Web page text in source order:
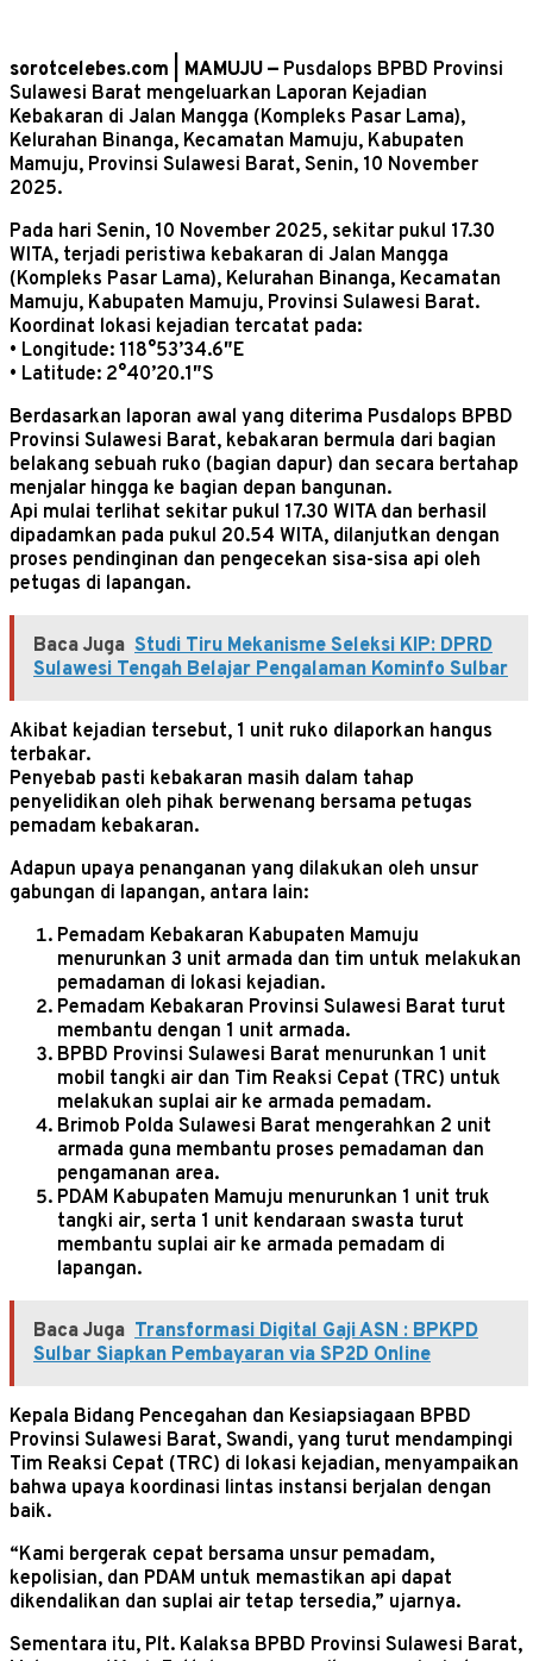
sorotcelebes.com | MAMUJU — Pusdalops BPBD Provinsi
Sulawesi Barat mengeluarkan Laporan Kejadian
Kebakaran di Jalan Mangga (Kompleks Pasar Lama),
Kelurahan Binanga, Kecamatan Mamuju, Kabupaten
Mamuju, Provinsi Sulawesi Barat, Senin, 10 November
2025.
Pada hari Senin, 10 November 2025, sekitar pukul 17.30
WITA, terjadi peristiwa kebakaran di Jalan Mangga
(Kompleks Pasar Lama), Kelurahan Binanga, Kecamatan
Mamuju, Kabupaten Mamuju, Provinsi Sulawesi Barat.
Koordinat lokasi kejadian tercatat pada:
• Longitude: 118°53’34.6″E
• Latitude: 2°40’20.1″S
Berdasarkan laporan awal yang diterima Pusdalops BPBD
Provinsi Sulawesi Barat, kebakaran bermula dari bagian
belakang sebuah ruko (bagian dapur) dan secara bertahap
menjalar hingga ke bagian depan bangunan.
Api mulai terlihat sekitar pukul 17.30 WITA dan berhasil
dipadamkan pada pukul 20.54 WITA, dilanjutkan dengan
proses pendinginan dan pengecekan sisa-sisa api oleh
petugas di lapangan.
Baca Juga Studi Tiru Mekanisme Seleksi KIP: DPRD
Sulawesi Tengah Belajar Pengalaman Kominfo Sulbar
Akibat kejadian tersebut, 1 unit ruko dilaporkan hangus
terbakar.
Penyebab pasti kebakaran masih dalam tahap
penyelidikan oleh pihak berwenang bersama petugas
pemadam kebakaran.
Adapun upaya penanganan yang dilakukan oleh unsur
gabungan di lapangan, antara lain:
Pemadam Kebakaran Kabupaten Mamuju
menurunkan 3 unit armada dan tim untuk melakukan
pemadaman di lokasi kejadian.
Pemadam Kebakaran Provinsi Sulawesi Barat turut
membantu dengan 1 unit armada.
BPBD Provinsi Sulawesi Barat menurunkan 1 unit
mobil tangki air dan Tim Reaksi Cepat (TRC) untuk
melakukan suplai air ke armada pemadam.
Brimob Polda Sulawesi Barat mengerahkan 2 unit
armada guna membantu proses pemadaman dan
pengamanan area.
PDAM Kabupaten Mamuju menurunkan 1 unit truk
tangki air, serta 1 unit kendaraan swasta turut
membantu suplai air ke armada pemadam di
lapangan.
Baca Juga Transformasi Digital Gaji ASN : BPKPD
Sulbar Siapkan Pembayaran via SP2D Online
Kepala Bidang Pencegahan dan Kesiapsiagaan BPBD
Provinsi Sulawesi Barat, Swandi, yang turut mendampingi
Tim Reaksi Cepat (TRC) di lokasi kejadian, menyampaikan
bahwa upaya koordinasi lintas instansi berjalan dengan
baik.
“Kami bergerak cepat bersama unsur pemadam,
kepolisian, dan PDAM untuk memastikan api dapat
dikendalikan dan suplai air tetap tersedia,” ujarnya.
Sementara itu, Plt. Kalaksa BPBD Provinsi Sulawesi Barat,